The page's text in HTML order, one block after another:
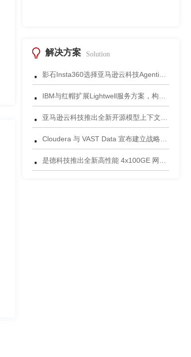
解决方案 Solution
· 影石Insta360选择亚马逊云科技Agentic AI 正式发布一站式智能成片应用
·
·
·
·